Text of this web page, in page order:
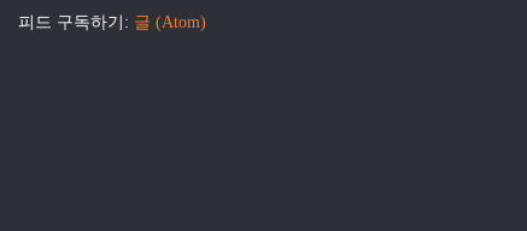
피드 구독하기: 글 (Atom)